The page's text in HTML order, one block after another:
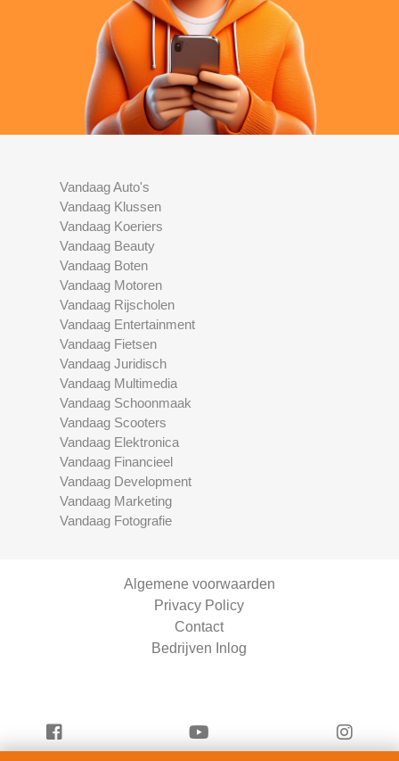
Vandaag Auto's
Vandaag Klussen
Vandaag Koeriers
Vandaag Beauty
Vandaag Boten
Vandaag Motoren
Vandaag Rijscholen
Vandaag Entertainment
Vandaag Fietsen
Vandaag Juridisch
Vandaag Multimedia
Vandaag Schoonmaak
Vandaag Scooters
Vandaag Elektronica
Vandaag Financieel
Vandaag Development
Vandaag Marketing
Vandaag Fotografie
Algemene voorwaarden
Privacy Policy
Contact
Bedrijven Inlog